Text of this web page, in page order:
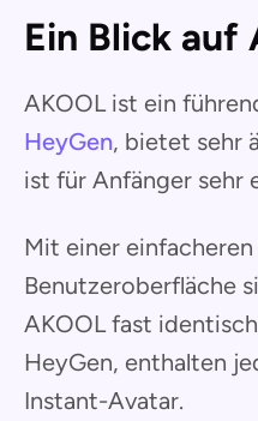
Ein Blick auf
AKOOL ist ein
HeyGen, bietet sehr
ist für Anfänger sehr
Mit einer
Benutzeroberfläche
AKOOL fast
HeyGen, enthalten
Instant-Avatar.